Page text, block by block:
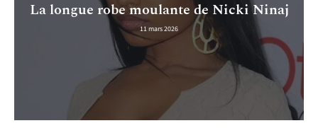
La longue robe moulante de Nicki Ninaj
11 mars 2026